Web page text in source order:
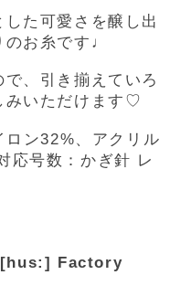
た可愛さを醸し出
のお糸です♩
、引き揃えていろ
みいただけます♡
ン32%、アクリル
応号数：かぎ針 レ
[hus:] Factory